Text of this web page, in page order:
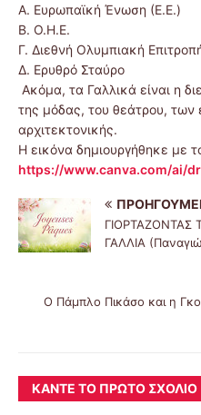
Α. Ευρωπαϊκή Ένωση (Ε.Ε.)
Β. Ο.Η.Ε.
Γ. Διεθνή Ολυμπιακή
Δ. Ερυθρό Σταύρο
Ακόμα, τα Γαλλικά είναι η
της μόδας, του θεάτρου, των
αρχιτεκτονικής.
Η εικόνα δημιουργήθηκε με
https://www.canva.com/ai/
ΓΙΟΡΤΑΖΟΝΤΑΣ
ΓΑΛΛΙΑ
Ο Πάμπλο Πικάσο και η
ΚΆΝΤΕ ΤΟ ΠΡΏΤΟ ΣΧΌΛΙΟ